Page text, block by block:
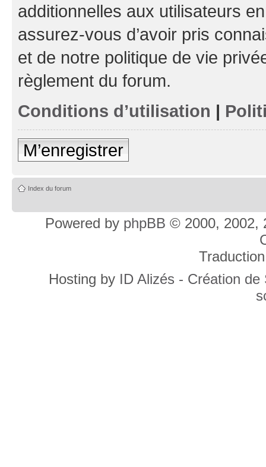
additionnelles aux utilisateurs
assurez-vous d’avoir pris
et de notre politique de vie
règlement du forum.
Conditions d’utilisation |
M’enregistrer
Index du forum
Powered by phpBB © 2000, 2002,
Hosting by ID Alizés - Création